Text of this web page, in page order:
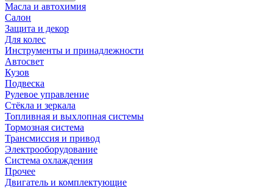
Масла и автохимия
Салон
Защита и декор
Для колес
Инструменты и принадлежности
Автосвет
Кузов
Подвеска
Рулевое управление
Стёкла и зеркала
Топливная и выхлопная системы
Тормозная система
Трансмиссия и привод
Электрооборудование
Система охлаждения
Прочее
Двигатель и комплектующие